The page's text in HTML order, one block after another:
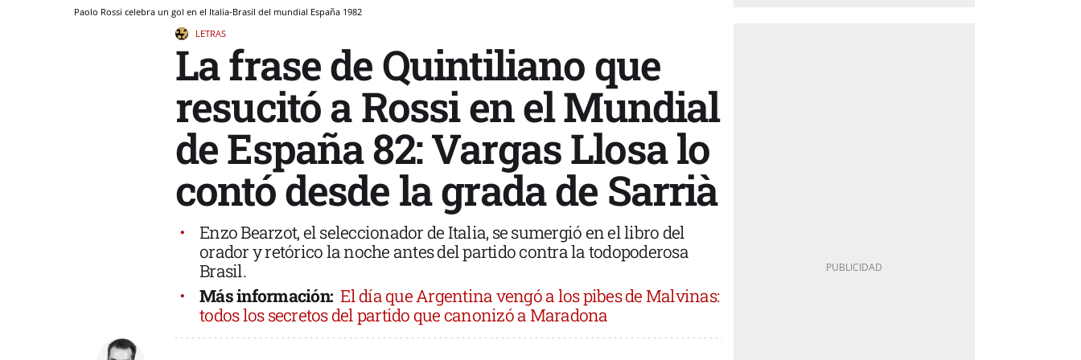
Paolo Rossi celebra un gol en el Italia-Brasil del mundial España 1982
LETRAS
La frase de Quintiliano que
resucitó a Rossi en el Mundial
de España 82: Vargas Llosa lo
contó desde la grada de Sarrià
Enzo Bearzot, el seleccionador de Italia, se sumergió en el libro del
orador y retórico la noche antes del partido contra la todopoderosa
Brasil.
Más información: El día que Argentina vengó a los pibes de Malvinas:
todos los secretos del partido que canonizó a Maradona